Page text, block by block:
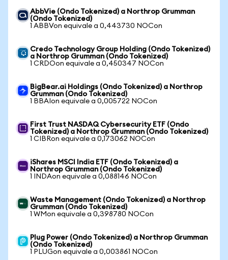
AbbVie (Ondo Tokenized) a Northrop Grumman
(Ondo Tokenized)
1 ABBVon equivale a 0,443730 NOCon
Credo Technology Group Holding (Ondo Tokenized)
a Northrop Grumman (Ondo Tokenized)
1 CRDOon equivale a 0,450347 NOCon
BigBear.ai Holdings (Ondo Tokenized) a Northrop
Grumman (Ondo Tokenized)
1 BBAIon equivale a 0,005722 NOCon
First Trust NASDAQ Cybersecurity ETF (Ondo
Tokenized) a Northrop Grumman (Ondo Tokenized)
1 CIBRon equivale a 0,173062 NOCon
iShares MSCI India ETF (Ondo Tokenized) a
Northrop Grumman (Ondo Tokenized)
1 INDAon equivale a 0,088146 NOCon
Waste Management (Ondo Tokenized) a Northrop
Grumman (Ondo Tokenized)
1 WMon equivale a 0,398780 NOCon
Plug Power (Ondo Tokenized) a Northrop Grumman
(Ondo Tokenized)
1 PLUGon equivale a 0,003861 NOCon